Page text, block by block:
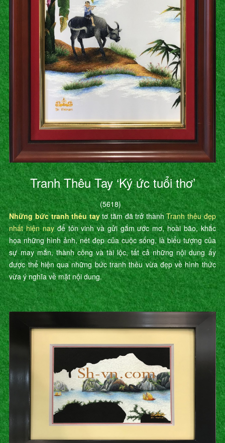
Tranh Thêu Tay ‘Ký ức tuổi thơ’
(5618)
Những bức tranh thêu taytơ tằm đã trở thànhTranh thêu đẹp
nhất hiện nayđể tôn vinh và gửi gắm ước mơ, hoài bão, khắc
họa những hình ảnh, nét đẹp của cuộc sống, là biểu tượng của
sự may mắn, thành công và tài lộc, tất cả những nội dung ấy
được thể hiện qua những bức tranh thêu vừa đẹp về hình thức
vừa ý nghĩa về mặt nội dung.